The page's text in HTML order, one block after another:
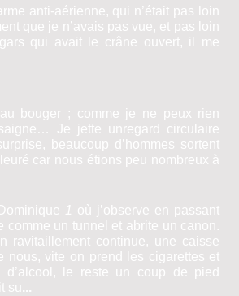
anti-aérienne, qui n’était pas loin
que je n’avais pas vue, et pas loin
qui avait le crâne ouvert, il me
bouger ; comme je ne peux rien
Je jette unregard circulaire
beaucoup d’hommes sortent
car nous étions peu nombreux à
1 où j’observe en passant
comme un tunnel et abrite un canon.
ravitaillement continue, une caisse
nous, vite on prend les cigarettes et
d’alcool, le reste un coup de pied
su ...